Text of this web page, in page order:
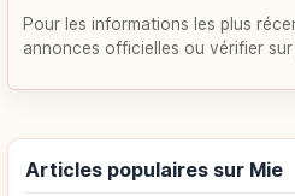
Pour les informations les plus
annonces officielles ou vérifier sur
Articles populaires sur Mie